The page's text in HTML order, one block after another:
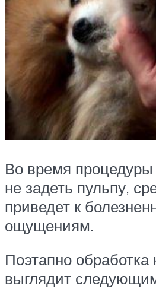
Во время
не задеть пульпу,
приведет к
ощущениям.
Поэтапно обработка
выглядит